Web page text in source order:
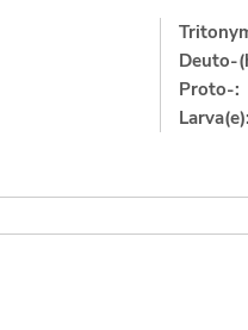
Deuto-
Proto-:
Larva(e):